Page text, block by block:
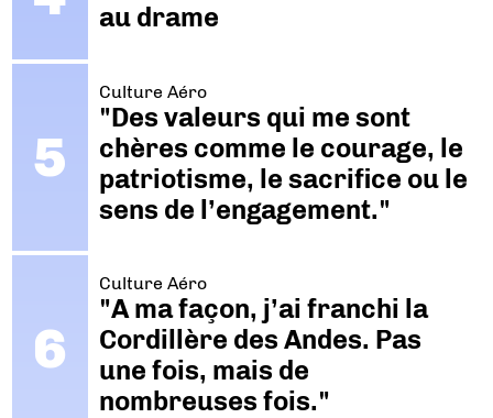
au drame
Culture Aéro
"Des valeurs qui me sont
chères comme le courage, le
patriotisme, le sacrifice ou le
sens de l’engagement."
Culture Aéro
"A ma façon, j’ai franchi la
Cordillère des Andes. Pas
une fois, mais de
nombreuses fois."